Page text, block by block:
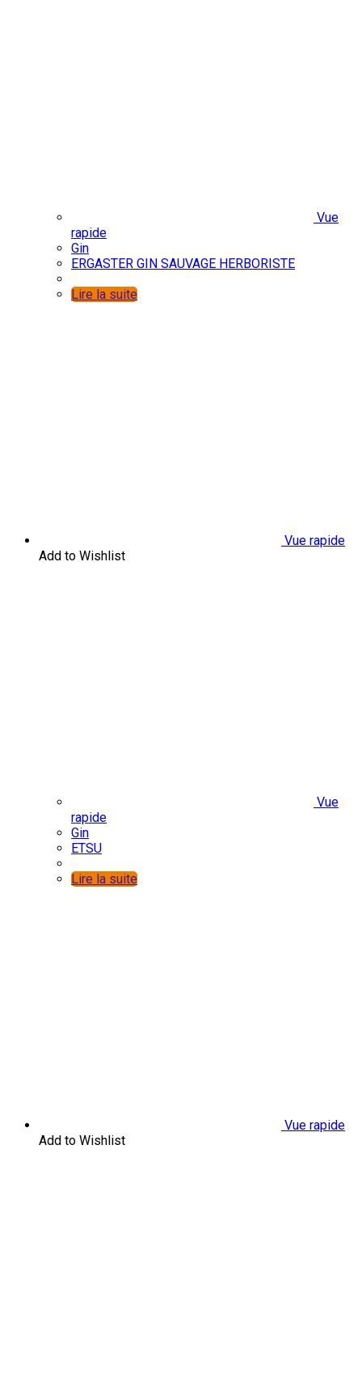
Vue
rapide
Gin
ERGASTER GIN SAUVAGE HERBORISTE
Lire la suite
Vue rapide
Add to Wishlist
Vue
rapide
Gin
ETSU
Lire la suite
Vue rapide
Add to Wishlist